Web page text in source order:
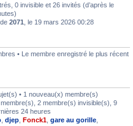
0 invisible et 26 invités (d’après le
2071 , le 19 mars 2026 00:28
• Le membre enregistré le plus récent
• 1 nouveau(x) membre(s)
2 membre(s) invisible(s), 9
24 heures
djep Fonck1 gare au gorille